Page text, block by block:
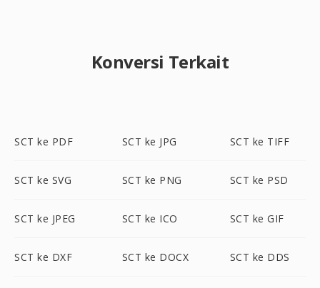
Konversi Terkait
SCT ke PDF SCT ke JPG SCT ke TIFF
SCT ke SVG SCT ke PNG SCT ke PSD
SCT ke JPEG SCT ke ICO SCT ke GIF
SCT ke DXF SCT ke DOCX SCT ke DDS